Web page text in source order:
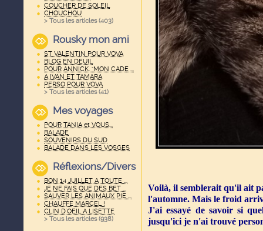
COUCHER DE SOLEIL
CHOUCHOU
> Tous les articles (403)
Rousky mon ami
ST VALENTIN POUR VOVA
BLOG EN DEUIL
POUR ANNICK. "MON CADE ...
A IVAN ET TAMARA
PERSO POUR VOVA
> Tous les articles (41)
Mes voyages
POUR TANIA et VOUS...
BALADE
SOUVENIRS DU SUD
BALADE DANS LES VOSGES
Réflexions/Divers
BON 14 JUILLET A TOUTE ...
JE NE FAIS QUE DES BET ...
SAUVER LES ANIMAUX PIE ...
CHAUFFE MARCEL !
CLIN D'OEIL A LISETTE
> Tous les articles (938)
Voilà, il semblerait qu'il ait
l'automne. Mais le froid
J'ai essayé de savoir si
jusqu'ici je n'ai trouvé